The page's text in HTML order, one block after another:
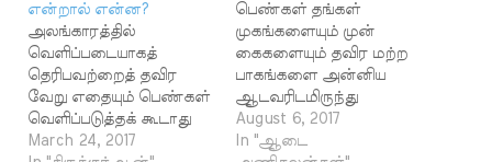
என்றால் என்ன?
அலங்காரத்தில்
வெளிப்படையாகத்
தெரிபவற்றைத் தவிர
வேறு எதையும் பெண்கள்
வெளிப்படுத்தக் கூடாது
என இவ்வசனங்களில்
March 24, 2017
பெண்கள் தங்கள்
முகங்களையும் முன்
கைகளையும் தவிர மற்ற
பாகங்களை அன்னிய
ஆடவரிடமிருந்து
மறைத்துக் கொள்ள
வேண்டும் என்று
August 6, 2017
In "ஆடை